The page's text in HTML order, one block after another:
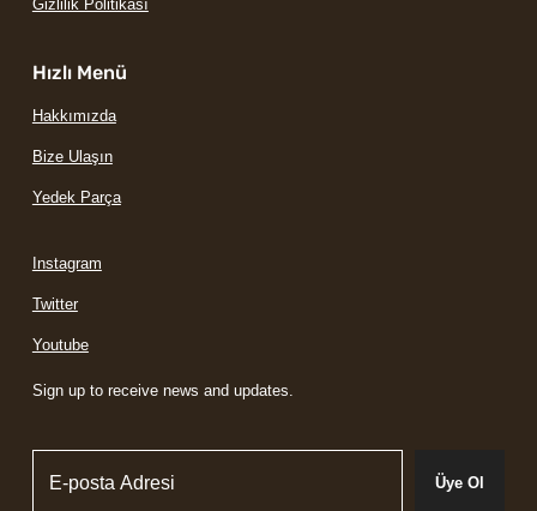
Gizlilik Politikası
Hızlı Menü
Hakkımızda
Bize Ulaşın
Yedek Parça
Instagram
Twitter
Youtube
Sign up to receive news and updates.
Üye Ol